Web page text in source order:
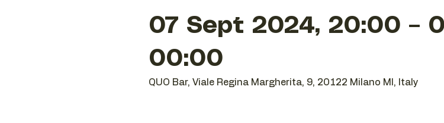
07 Sept 2024, 20:00 –
00:00
QUO Bar, Viale Regina Margherita, 9, 20122 Milano MI, Italy